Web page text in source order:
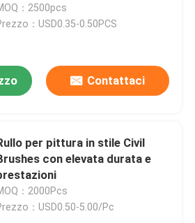
：2500pcs
：USD0.35-0.50PCS
Contattaci
per pittura in stile Civil
con elevata durata e
：2000Pcs
：USD0.50-5.00/Pc